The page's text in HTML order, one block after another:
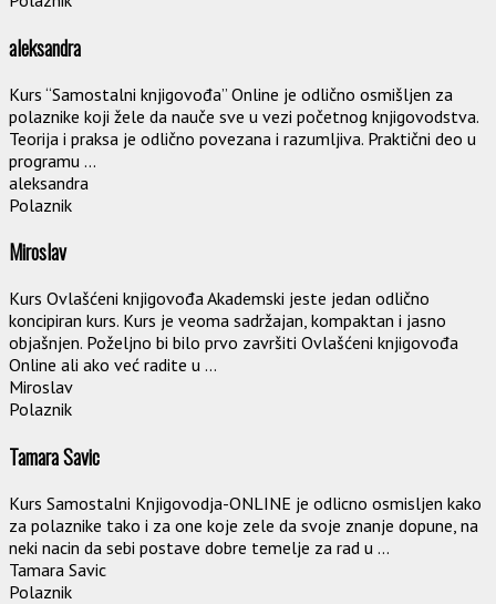
aleksandra
Kurs “Samostalni knjigovođa” Online je odlično osmišljen za
polaznike koji žele da nauče sve u vezi početnog knjigovodstva.
Teorija i praksa je odlično povezana i razumljiva. Praktični deo u
programu ...
aleksandra
Polaznik
Miroslav
Kurs Ovlašćeni knjigovođa Akademski jeste jedan odlično
koncipiran kurs. Kurs je veoma sadržajan, kompaktan i jasno
objašnjen. Poželjno bi bilo prvo završiti Ovlašćeni knjigovođa
Online ali ako već radite u ...
Miroslav
Polaznik
Tamara Savic
Kurs Samostalni Knjigovodja-ONLINE je odlicno osmisljen kako
za polaznike tako i za one koje zele da svoje znanje dopune, na
neki nacin da sebi postave dobre temelje za rad u ...
Tamara Savic
Polaznik